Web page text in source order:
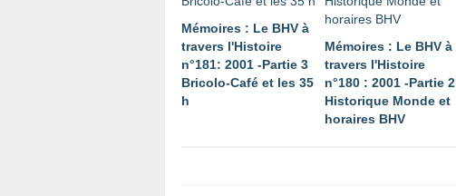
Mémoires : Le BHV à
travers l'Histoire
n°181: 2001 -Partie 3
Bricolo-Café et les 35
h
Mémoires : Le BHV à
travers l'Histoire
n°180 : 2001 -Partie 2
Historique Monde et
horaires BHV